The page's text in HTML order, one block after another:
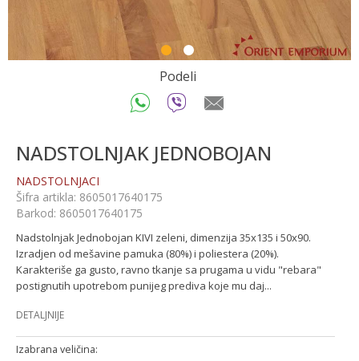
1 2
Podeli
NADSTOLNJAK JEDNOBOJAN
NADSTOLNJACI
Šifra artikla: 8605017640175
Barkod: 8605017640175
Nadstolnjak Jednobojan KIVI zeleni, dimenzija 35x135 i 50x90.
Izradjen od mešavine pamuka (80%) i poliestera (20%).
Karakteriše ga gusto, ravno tkanje sa prugama u vidu "rebara"
postignutih upotrebom punijeg prediva koje mu daj...
DETALJNIJE
Izabrana veličina: